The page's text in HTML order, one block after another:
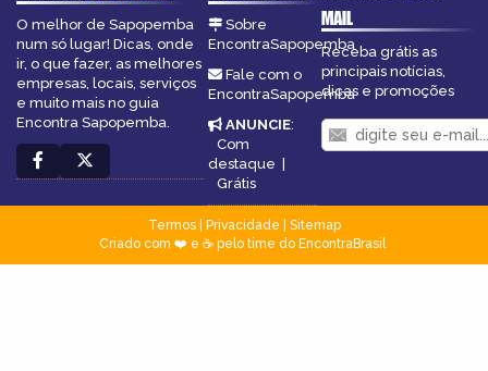
O melhor de Sapopemba
num só lugar! Dicas, onde
ir, o que fazer, as melhores
empresas, locais, serviços
e muito mais no guia
Encontra Sapopemba.
Sobre
EncontraSapopemba
Fale com o
EncontraSapopemba
ANUNCIE:
Com
destaque |
Grátis
MAIL
Receba grátis as
principais notícias,
dicas e promoções
Termos| Privacidade
Sitemap
Criado com ❤️ e ☕ pelo time do EncontraBrasil